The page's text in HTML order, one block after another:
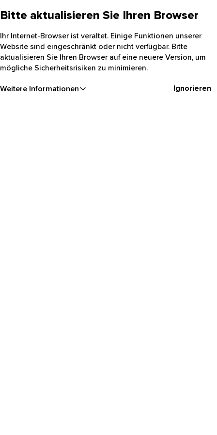
Bitte aktualisieren Sie Ihren Browser
Ihr Internet-Browser ist veraltet. Einige Funktionen unserer
Website sind eingeschränkt oder nicht verfügbar. Bitte
aktualisieren Sie Ihren Browser auf eine neuere Version, um
mögliche Sicherheitsrisiken zu minimieren.
Weitere Informationen Ignorieren